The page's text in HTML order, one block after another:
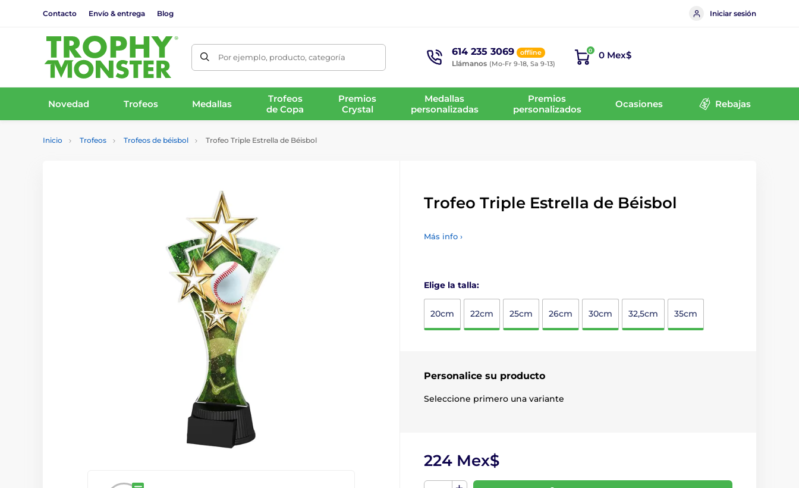
Contacto Envío & entrega Blog Iniciar sesión
Por ejemplo, producto, categoría 614 235 3069 offline
Llámanos (Mo-Fr 9-18, Sa 9-13)
0 0 Mex$
Novedad Trofeos Medallas
Trofeos
de Copa
Premios
Crystal
Medallas
personalizadas
Premios
personalizados
Ocasiones Rebajas
Inicio Trofeos Trofeos de béisbol Trofeo Triple Estrella de Béisbol
Trofeo Triple Estrella de Béisbol
Más info ›
Elige la talla:
20cm 22cm 25cm 26cm 30cm 32,5cm 35cm
Personalice su producto
Seleccione primero una variante
224 Mex$